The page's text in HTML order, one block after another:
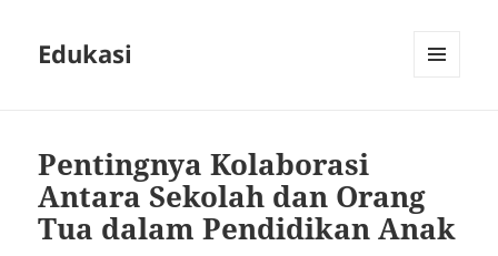
Edukasi
Pentingnya Kolaborasi
Antara Sekolah dan Orang
Tua dalam Pendidikan Anak